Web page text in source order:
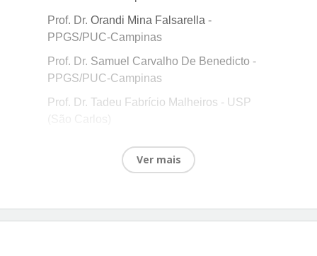
Prof. Dr.Orandi Mina Falsarella -
PPGS/PUC-Campinas
Prof. Dr. Samuel Carvalho De Benedicto -
PPGS/PUC-Campinas
Prof. Dr. Tadeu Fabrício Malheiros - USP
Ver mais